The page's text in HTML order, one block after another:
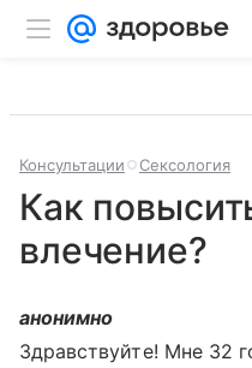
Консультации Сексология
Как
влечение?
анонимно
Здравствуйте! Мне 32